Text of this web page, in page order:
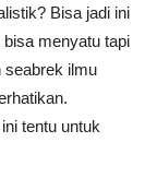
Bisa jadi ini
menyatu tapi
seabrek ilmu
tentu untuk